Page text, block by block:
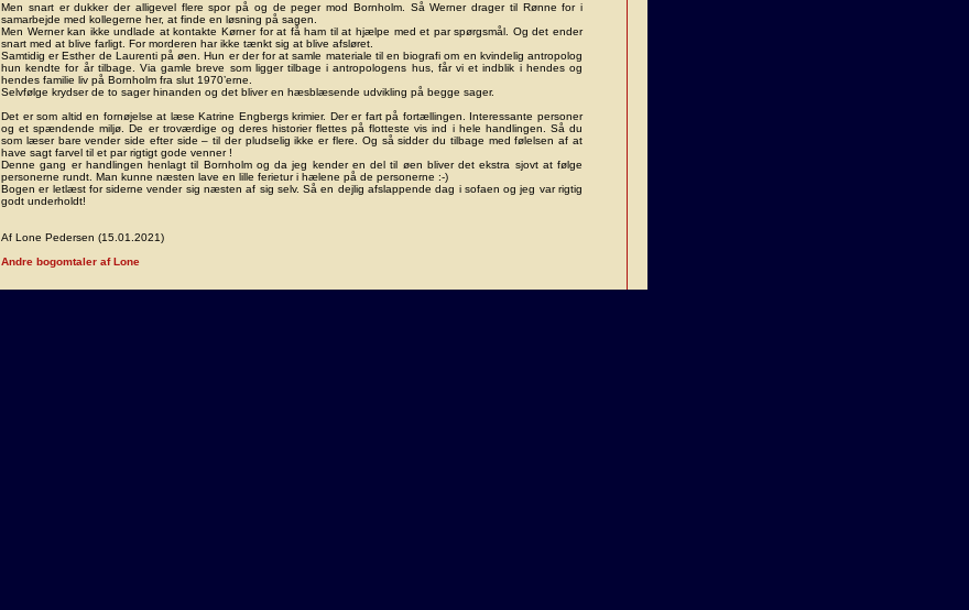
Men snart er dukker der alligevel flere spor på og de peger mod Bornholm. Så Werner drager til Rønne for i
samarbejde med kollegerne her, at finde en løsning på sagen.
Men Werner kan ikke undlade at kontakte Kørner for at få ham til at hjælpe med et par spørgsmål. Og det ender
snart med at blive farligt. For morderen har ikke tænkt sig at blive afsløret.
Samtidig er Esther de Laurenti på øen. Hun er der for at samle materiale til en biografi om en kvindelig antropolog
hun kendte for år tilbage. Via gamle breve som ligger tilbage i antropologens hus, får vi et indblik i hendes og
hendes familie liv på Bornholm fra slut 1970’erne.
Selvfølge krydser de to sager hinanden og det bliver en hæsblæsende udvikling på begge sager.
Det er som altid en fornøjelse at læse Katrine Engbergs krimier. Der er fart på fortællingen. Interessante personer
og et spændende miljø. De er troværdige og deres historier flettes på flotteste vis ind i hele handlingen. Så du
som læser bare vender side efter side – til der pludselig ikke er flere. Og så sidder du tilbage med følelsen af at
have sagt farvel til et par rigtigt gode venner !
Denne gang er handlingen henlagt til Bornholm og da jeg kender en del til øen bliver det ekstra sjovt at følge
personerne rundt. Man kunne næsten lave en lille ferietur i hælene på de personerne :-)
Bogen er letlæst for siderne vender sig næsten af sig selv. Så en dejlig afslappende dag i sofaen og jeg var rigtig
godt underholdt!
Af Lone Pedersen (15.01.2021)
Andre bogomtaler af Lone